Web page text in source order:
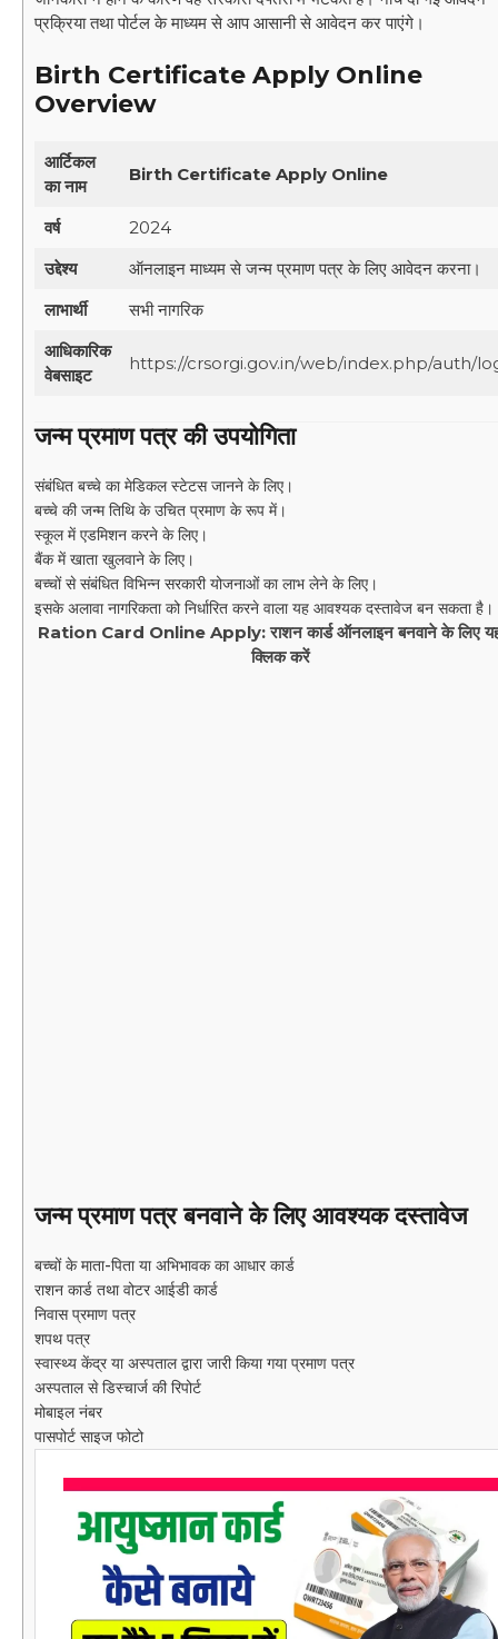
प्रक्रिया तथा पोर्टल के माध्यम से आप आसानी से आवेदन कर पाएंगे।
Birth Certificate Apply Online
Overview
आर्टिकल
का नाम
Birth Certificate Apply Online
वर्ष
2024
उद्देश्य
ऑनलाइन माध्यम से जन्म प्रमाण पत्र के लिए आवेदन करना।
लाभार्थी
सभी नागरिक
आधिकारिक
वेबसाइट
https://crsorgi.gov.in/web/index.php/auth/
जन्म प्रमाण पत्र की उपयोगिता
संबंधित बच्चे का मेडिकल स्टेटस जानने के लिए।
बच्चे की जन्म तिथि के उचित प्रमाण के रूप में।
स्कूल में एडमिशन करने के लिए।
बैंक में खाता खुलवाने के लिए।
बच्चों से संबंधित विभिन्न सरकारी योजनाओं का लाभ लेने के लिए।
इसके अलावा नागरिकता को निर्धारित करने वाला यह आवश्यक दस्तावेज बन सकता है।
Ration Card Online Apply: राशन कार्ड ऑनलाइन बनवाने के लिए
क्लिक करें
जन्म प्रमाण पत्र बनवाने के लिए आवश्यक दस्तावेज
बच्चों के माता-पिता या अभिभावक का आधार कार्ड
राशन कार्ड तथा वोटर आईडी कार्ड
निवास प्रमाण पत्र
शपथ पत्र
स्वास्थ्य केंद्र या अस्पताल द्वारा जारी किया गया प्रमाण पत्र
अस्पताल से डिस्चार्ज की रिपोर्ट
मोबाइल नंबर
पासपोर्ट साइज फोटो